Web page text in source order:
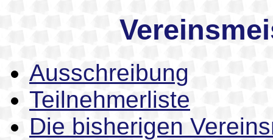
Ausschreibung
Teilnehmerliste
Die bisherigen